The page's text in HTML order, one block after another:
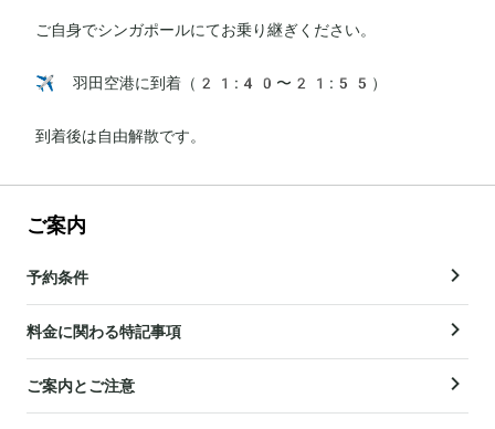
ご自身でシンガポールにてお乗り継ぎください。
✈️ 羽田空港に到着（21:40〜21:55）
到着後は自由解散です。
ご案内
予約条件
料金に関わる特記事項
ご案内とご注意